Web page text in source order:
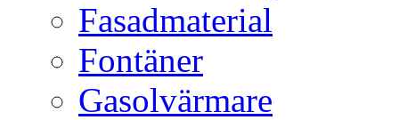
Fasadmaterial
Fontäner
Gasolvärmare